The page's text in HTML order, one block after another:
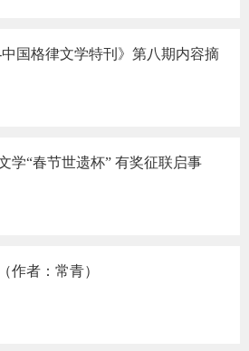
中国格律文学特刊》第八期内容摘
学“春节世遗杯” 有奖征联启事
作者：常青）